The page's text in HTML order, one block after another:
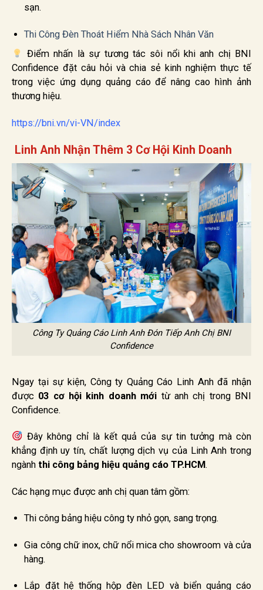
sạn.
Thi Công Đèn Thoát Hiểm Nhà Sách Nhân Văn
Điểm nhấn là sự tương tác sôi nổi khi anh chị BNI
Confidence đặt câu hỏi và chia sẻ kinh nghiệm thực tế
trong việc ứng dụng quảng cáo để nâng cao hình ảnh
thương hiệu.
https://bni.vn/vi-VN/index
Linh Anh Nhận Thêm 3 Cơ Hội Kinh Doanh
Công Ty Quảng Cáo Linh Anh Đón Tiếp Anh Chị BNI
Confidence
Ngay tại sự kiện, Công ty Quảng Cáo Linh Anh đã nhận
được 03 cơ hội kinh doanh mới từ anh chị trong BNI
Confidence.
Đây không chỉ là kết quả của sự tin tưởng mà còn
khẳng định uy tín, chất lượng dịch vụ của Linh Anh trong
ngành thi công bảng hiệu quảng cáo TP.HCM.
Các hạng mục được anh chị quan tâm gồm:
Thi công bảng hiệu công ty nhỏ gọn, sang trọng.
Gia công chữ inox, chữ nổi mica cho showroom và cửa
hàng.
Lắp đặt hệ thống hộp đèn LED và biển quảng cáo